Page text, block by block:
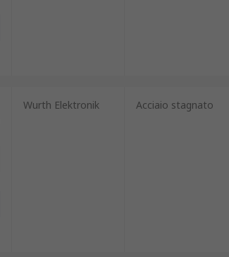
Wurth Elektronik Acciaio stagnato